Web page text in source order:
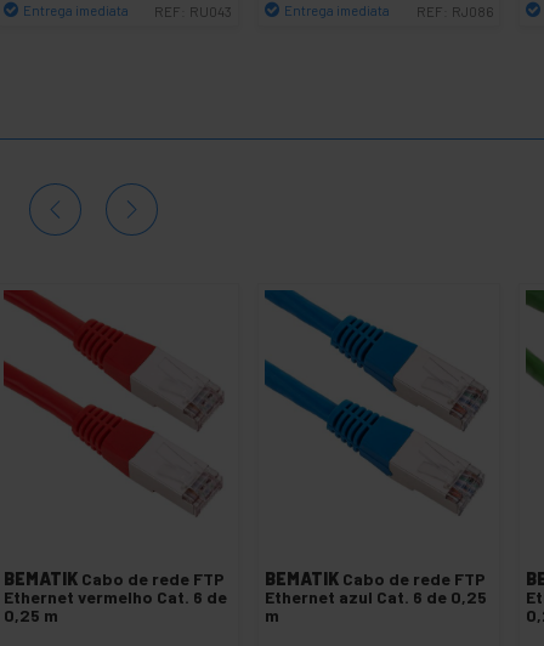
Entrega imediata REF: RU043 Entrega imediata REF: RJ086
BEMATIK Cabo de rede FTP
Ethernet vermelho Cat. 6 de
0,25 m
BEMATIK Cabo de rede FTP
Ethernet azul Cat. 6 de 0,25
m